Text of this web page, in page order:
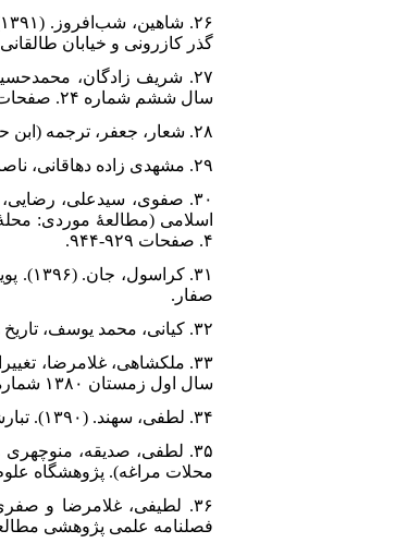
گذر کازرونی و خیابان
سال ششم شماره ۲۴. صفحات ۹-۲۹.
۲۸. شعار، جعفر، ترجمه (ابن حوقل، صوره الارض)، انتشارات امیرکبیر، تهران، ۱۳۶۶، ص ۱۶۷
۲۹. مشهدی زاده دهاقانی، ناصر (۱۳۸۵)، تحلیلی از ویژگی‌های برنامه‌ریزی شهری در ایـران، دانشـگاه علم و صنعت، چاپ ششم.
۴. صفحات ۹۲۹-۹۴۴.
۳۱.
صفار.
۳۲. کیانی، محمد یوسف، تاریخ هنر معماری ایران در دوره اسلامی، تهران، انتشارات سمت، ۱۳۶۸
۳۳. ملکشاهی، غلامرضا،
سال اول زمستان ۱۳۸۰ شماره ۳
۳۴. لطفی، سهند. (۱۳۹۰). تبارشناسی بازآفرینی شهری؛ از بازسازی تا نوزایی. تهران، انتشارات آذرخش.
محلات مراغه). پژوهشگاه علوم
فصلنامه علمی پژوهشی